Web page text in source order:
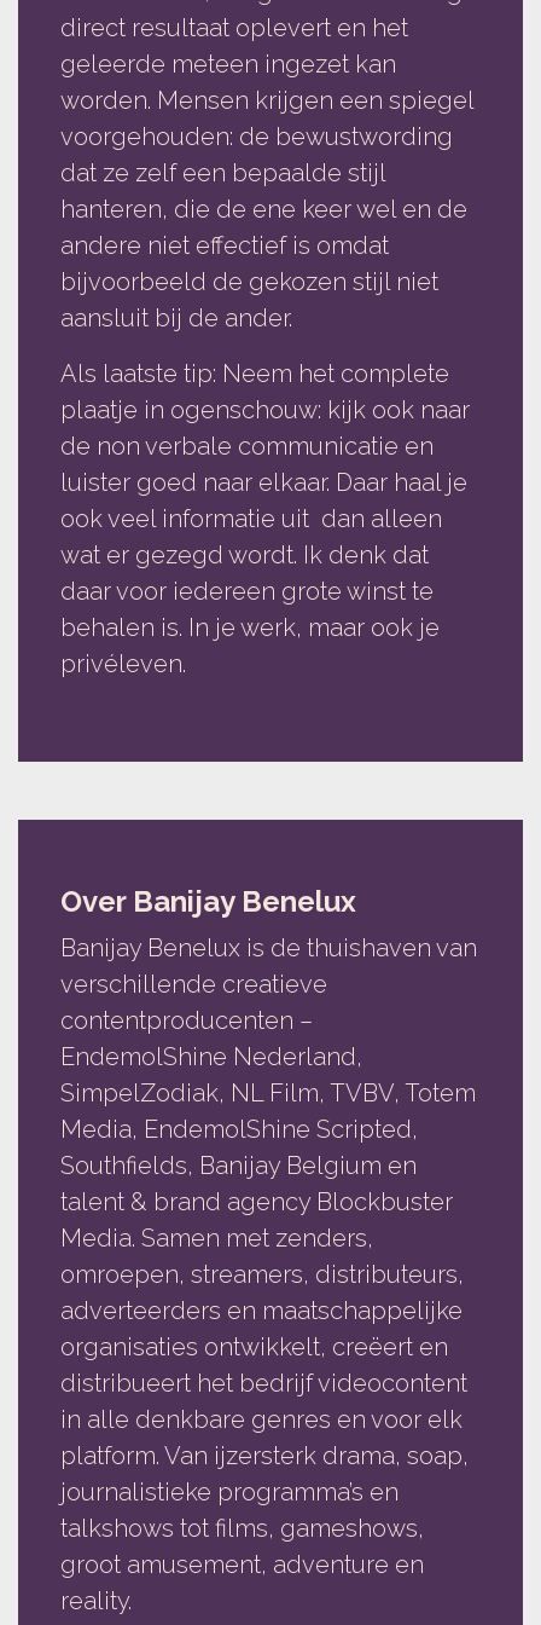
direct resultaat oplevert en het
geleerde meteen ingezet kan
worden. Mensen krijgen een spiegel
voorgehouden: de bewustwording
dat ze zelf een bepaalde stijl
hanteren, die de ene keer wel en de
andere niet effectief is omdat
bijvoorbeeld de gekozen stijl niet
aansluit bij de ander.
Als laatste tip: Neem het complete
plaatje in ogenschouw: kijk ook naar
de non verbale communicatie en
luister goed naar elkaar. Daar haal je
ook veel informatie uit dan alleen
wat er gezegd wordt. Ik denk dat
daar voor iedereen grote winst te
behalen is. In je werk, maar ook je
privéleven.
Over Banijay Benelux
Banijay Benelux is de thuishaven van
verschillende creatieve
contentproducenten –
EndemolShine Nederland,
SimpelZodiak, NL Film, TVBV, Totem
Media, EndemolShine Scripted,
Southfields, Banijay Belgium en
talent & brand agency Blockbuster
Media. Samen met zenders,
omroepen, streamers, distributeurs,
adverteerders en maatschappelijke
organisaties ontwikkelt, creëert en
distribueert het bedrijf videocontent
in alle denkbare genres en voor elk
platform. Van ijzersterk drama, soap,
journalistieke programma’s en
talkshows tot films, gameshows,
groot amusement, adventure en
reality.